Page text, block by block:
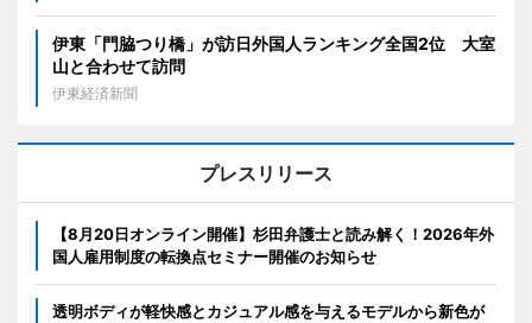
伊東「門脇つり橋」が訪日外国人ランキング全国2位 大室
山と合わせて訪問
伊東経済新聞
プレスリリース
【8月20日オンライン開催】杉田弁護士と読み解く！2026年外
国人雇用制度の転換点セミナー開催のお知らせ
透明ボディが軽快感とカジュアル感を与えるモデルから新色が